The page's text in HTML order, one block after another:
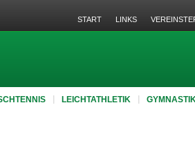
LEICHTATHLETIK
START LINKS